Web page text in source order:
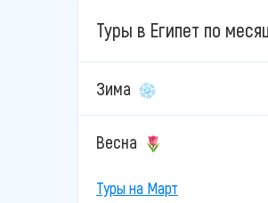
Туры в Египет по
Зима
Весна
Туры на Март